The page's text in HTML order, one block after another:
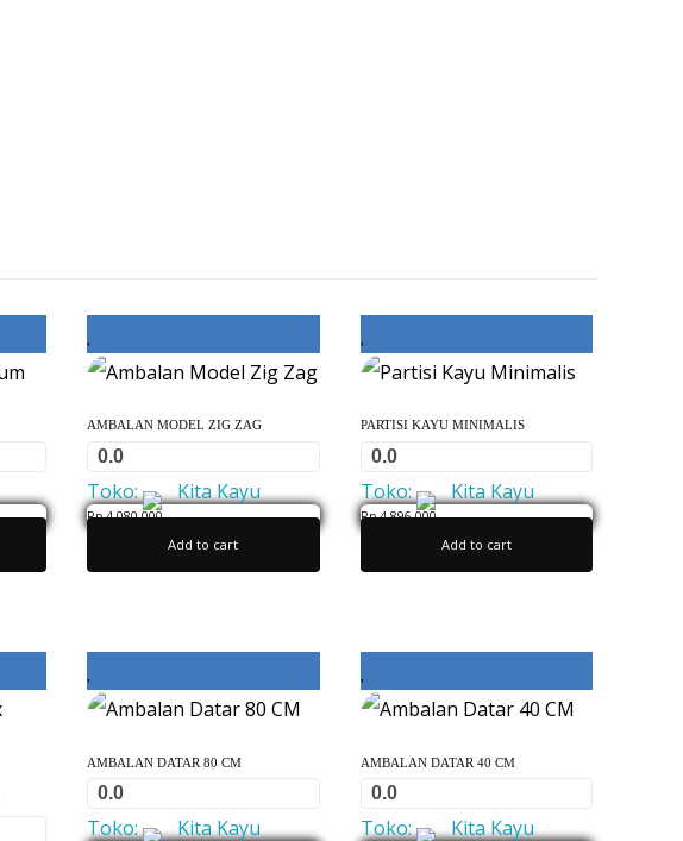
AMBALAN MODEL ZIG ZAG
0.0
Toko: Kita Kayu
f
Rp4,080,000
Add to cart
PARTISI KAYU MINIMALIS
0.0
Toko: Kita Kayu
f
Rp4,896,000
Add to cart
AMBALAN DATAR 80 CM
0.0
Toko: Kita Kayu
AMBALAN DATAR 40 CM
0.0
Toko: Kita Kayu